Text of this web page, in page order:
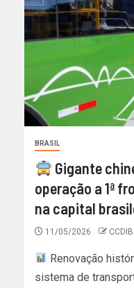
BRASIL
Gigante
operação a 1ª
na capital
11/05/2026
Renovação
sistema de